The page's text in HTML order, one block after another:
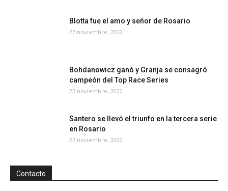
Blotta fue el amo y señor de Rosario
27 noviembre, 2022
Bohdanowicz ganó y Granja se consagró
campeón del Top Race Series
27 noviembre, 2022
Santero se llevó el triunfo en la tercera serie
en Rosario
27 noviembre, 2022
Contacto